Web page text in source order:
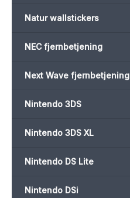
Natur wallstickers
NEC fjernbetjening
Next Wave fjernbetjening
Nintendo 3DS
Nintendo 3DS XL
Nintendo DS Lite
Nintendo DSi